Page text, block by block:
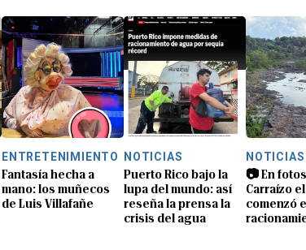
ENTRETENIMIENTO
Fantasía hecha a
mano: los muñecos
de Luis Villafañe
NOTICIAS
Puerto Rico bajo la
lupa del mundo: así
reseña la prensa la
crisis del agua
NOTICIAS
📷 En
Carraízo
comenzó